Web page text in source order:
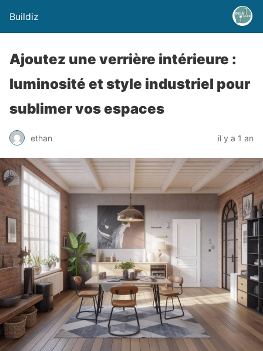
Buildiz
Ajoutez une verrière intérieure :
luminosité et style industriel pour
sublimer vos espaces
ethan il y a 1 an